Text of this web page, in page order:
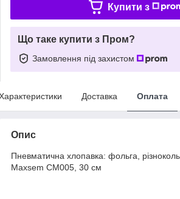
Купити з
Що таке купити з Пром?
Замовлення під захистом
Доставка Оплата
Опис
Пневматична хлопавка: фольга,
Maxsem CM005, 30 см